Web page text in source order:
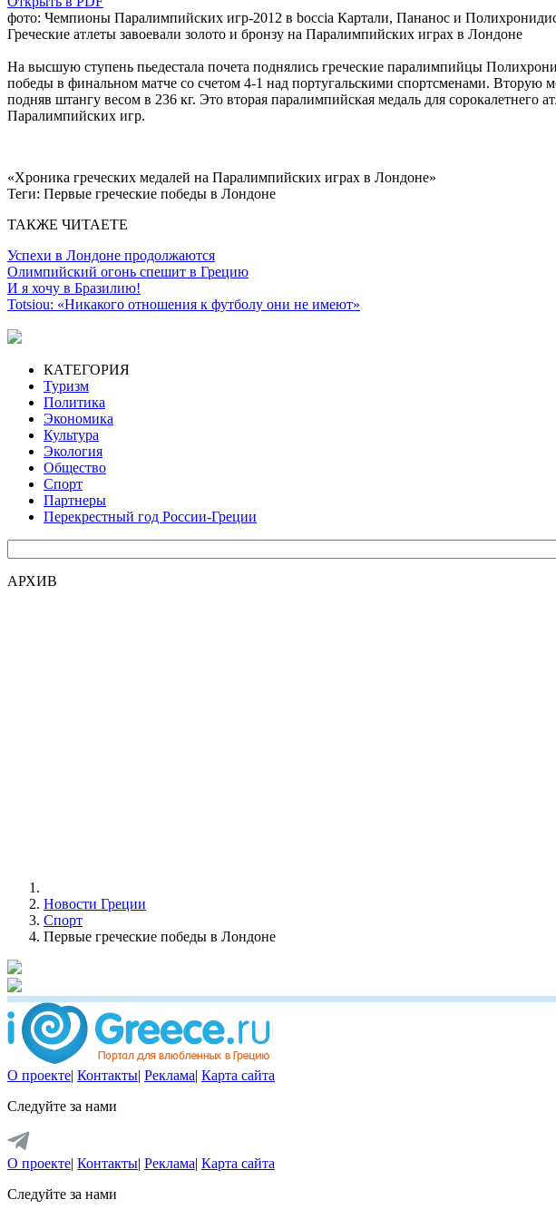
фото: Чемпионы Паралимпийских игр-2012 в boccia Картали, Пананос и
Греческие атлеты завоевали золото и бронзу на Паралимпийских играх в Лондоне
На высшую ступень пьедестала почета поднялись греческие паралимпийцы
победы в финальном матче со счетом 4-1 над португальскими спортсменами. Вторую
подняв штангу весом в 236 кг. Это вторая паралимпийская медаль для
Паралимпийских игр.
«Хроника греческих медалей на Паралимпийских играх в Лондоне»
Теги: Первые греческие победы в Лондоне
ТАКЖЕ ЧИТАЕТЕ
Успехи в Лондоне продолжаются
Олимпийский огонь спешит в Грецию
И я хочу в Бразилию!
Totsiou: «Никакого отношения к футболу они не имеют»
КАТЕГОРИЯ
Туризм
Политика
Экономика
Культура
Экология
Общество
Спорт
Партнеры
Перекрестный год России-Греции
АРХИВ
Новости Греции
Спорт
Первые греческие победы в Лондоне
О проекте| Контакты| Реклама| Карта сайта
Следуйте за нами
О проекте| Контакты| Реклама| Карта сайта
Следуйте за нами